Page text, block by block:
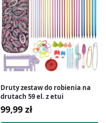
Druty zestaw do robienia na
drutach 59 el. z etui
99,99 zł